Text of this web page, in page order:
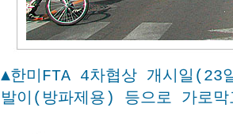
▲한미FTA 4차협상 개시일
발이(방파제용) 등으로 가로